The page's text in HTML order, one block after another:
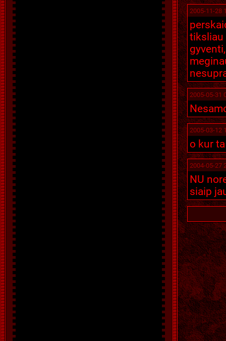
2005-11-28
tiksliau
2005-05-31
2005-03-12
o kur
2004-05-27
NU
siaip